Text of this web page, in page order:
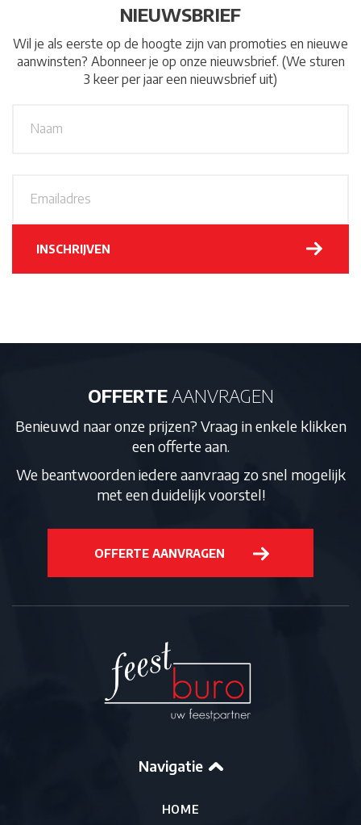
NIEUWSBRIEF
Wil je als eerste op de hoogte zijn van promoties en nieuwe
aanwinsten? Abonneer je op onze nieuwsbrief. (We sturen
3 keer per jaar een nieuwsbrief uit)
i
d
*
INSCHRIJVEN
OFFERTEAANVRAGEN
Benieuwd naar onze prijzen? Vraag in enkele klikken
een offerte aan.
We beantwoorden iedere aanvraag zo snel mogelijk
met een duidelijk voorstel!
OFFERTE AANVRAGEN
Navigatie
HOME